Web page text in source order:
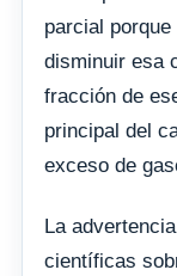
parcial
disminuir esa
fracción de
principal del
exceso de
La
científicas